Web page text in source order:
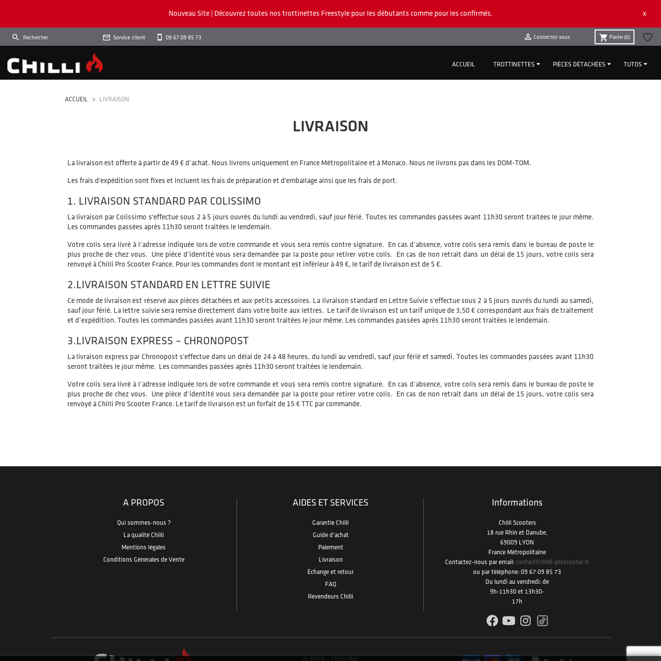
Nouveau Site | Découvrez toutes nos trottinettes Freestyle pour les débutants comme pour les confirmés. x
 Service client 09 67 09 85 73  Connectez-vous shopping_cart Panier (0) favorite_border
ACCUEIL TROTTINETTES PIÈCES DÉTACHÉES TUTOS
ACCUEIL LIVRAISON
LIVRAISON
La livraison est offerte à partir de 49 € d’achat. Nous livrons uniquement en France Métropolitaine et à Monaco. Nous ne livrons pas dans les DOM-TOM.
Les frais d'expédition sont fixes et incluent les frais de préparation et d'emballage ainsi que les frais de port.
1. LIVRAISON STANDARD PAR COLISSIMO
La livraison par Colissimo s'effectue sous 2 à 5 jours ouvrés du lundi au vendredi, sauf jour férié. Toutes les commandes passées avant 11h30 seront traitées le jour même.
Les commandes passées après 11h30 seront traitées le lendemain.
Votre colis sera livré à l’adresse indiquée lors de votre commande et vous sera remis contre signature. En cas d’absence, votre colis sera remis dans le bureau de poste le
plus proche de chez vous. Une pièce d’identité vous sera demandée par la poste pour retirer votre colis. En cas de non retrait dans un délai de 15 jours, votre colis sera
renvoyé à Chilli Pro Scooter France. Pour les commandes dont le montant est inférieur à 49 €, le tarif de livraison est de 5 €.
2.LIVRAISON STANDARD EN LETTRE SUIVIE
Ce mode de livraison est réservé aux pièces détachées et aux petits accessoires. La livraison standard en Lettre Suivie s'effectue sous 2 à 5 jours ouvrés du lundi au samedi,
sauf jour férié. La lettre suivie sera remise directement dans votre boite aux lettres. Le tarif de livraison est un tarif unique de 3,50 € correspondant aux frais de traitement
et d’expédition. Toutes les commandes passées avant 11h30 seront traitées le jour même. Les commandes passées après 11h30 seront traitées le lendemain.
3.LIVRAISON EXPRESS – CHRONOPOST
La livraison express par Chronopost s'effectue dans un délai de 24 à 48 heures, du lundi au vendredi, sauf jour férié et samedi. Toutes les commandes passées avant 11h30
seront traitées le jour même. Les commandes passées après 11h30 seront traitées le lendemain.
Votre colis sera livré à l’adresse indiquée lors de votre commande et vous sera remis contre signature. En cas d’absence, votre colis sera remis dans le bureau de poste le
plus proche de chez vous. Une pièce d’identité vous sera demandée par la poste pour retirer votre colis. En cas de non retrait dans un délai de 15 jours, votre colis sera
renvoyé à Chilli Pro Scooter France. Le tarif de livraison est un forfait de 15 € TTC par commande.
A PROPOS
Qui sommes-nous ?
La qualité Chilli
Mentions légales
Conditions Générales de Vente
AIDES ET SERVICES
Garantie Chilli
Guide d'achat
Paiement
Livraison
Échange et retour
FAQ
Revendeurs Chilli
Informations
Chilli Scooters
18 rue Rhin et Danube,
69009 LYON
France Métropolitaine
Contactez-nous par email:contact@chilli-proscooter.fr
ou par téléphone:09 67 09 85 73
Du lundi au vendredi: de
9h-11h30 et 13h30-
17h
FacebookYouTubeInstagram